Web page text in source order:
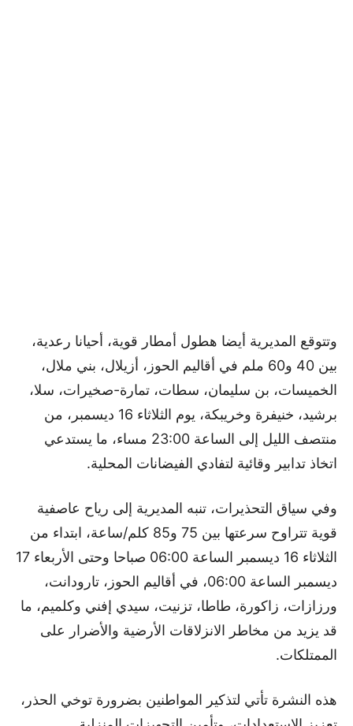
وتتوقع المديرية أيضا هطول أمطار قوية، أحيانا رعدية،
بين 40 و60 ملم في أقاليم الحوز، أزيلال، بني ملال،
الخميسات، بن سليمان، سطات، تمارة-صخيرات، سلا،
برشيد، خنيفرة وخريبكة، يوم الثلاثاء 16 ديسمبر، من
منتصف الليل إلى الساعة 23:00 مساء، ما يستدعي
اتخاذ تدابير وقائية لتفادي الفيضانات المحلية.
وفي سياق التحذيرات، تنبه المديرية إلى رياح عاصفية
قوية تتراوح سرعتها بين 75 و85 كلم/ساعة، ابتداء من
الثلاثاء 16 ديسمبر الساعة 06:00 صباحا وحتى الأربعاء 17
ديسمبر الساعة 06:00، في أقاليم الحوز، تارودانت،
ورزازات، زاكورة، طاطا، تزنيت، سيدي إفني وكلميم، ما
قد يزيد من مخاطر الانزلاقات الأرضية والأضرار على
الممتلكات.
هذه النشرة تأتي لتذكير المواطنين بضرورة توخي الحذر،